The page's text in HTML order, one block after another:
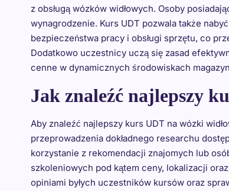
z obsługą wózków widłowych. Osoby
wynagrodzenie. Kurs UDT pozwala także
bezpieczeństwa pracy i obsługi sprzętu, co
Dodatkowo uczestnicy uczą się zasad
cenne w dynamicznych środowiskach
Jak znaleźć najlepszy
Aby znaleźć najlepszy kurs UDT na wózki
przeprowadzenia dokładnego researchu
korzystanie z rekomendacji znajomych lub
szkoleniowych pod kątem ceny, lokalizacji
opiniami byłych uczestników kursów oraz